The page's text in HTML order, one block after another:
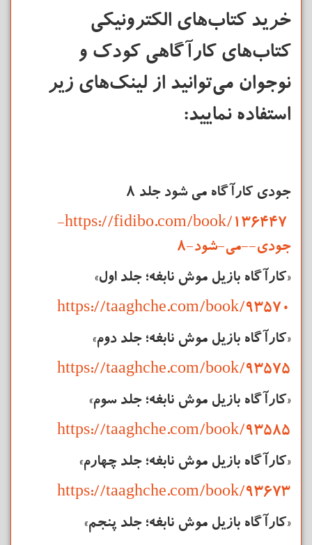
خرید کتاب‌های الکترونیکی
کتاب‌های کارآگاهی کودک و
نوجوان می‌توانید از لینک‌های زیر
استفاده نمایید:
جودی کارآگاه می شود جلد 8
https://fidibo.com/book/136447-
جودی--می-شود-8
«کارآگاه بازیل موش نابغه؛ جلد اول»
https://taaghche.com/book/93570
«کارآگاه بازیل موش نابغه؛ جلد دوم»
https://taaghche.com/book/93575
«کارآگاه بازیل موش نابغه؛ جلد سوم»
https://taaghche.com/book/93585
«کارآگاه بازیل موش نابغه؛ جلد چهارم»
https://taaghche.com/book/93673
«کارآگاه بازیل موش نابغه؛ جلد پنجم»